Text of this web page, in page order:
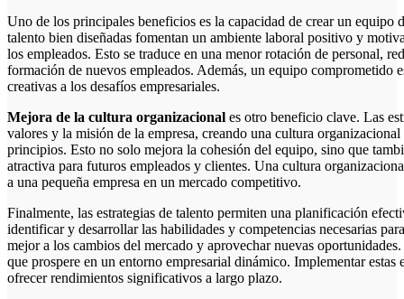
Uno de los principales beneficios es la capacidad de crear un equipo
talento bien diseñadas fomentan un ambiente laboral positivo y
los empleados. Esto se traduce en una menor rotación de personal,
formación de nuevos empleados. Además, un equipo comprometido
creativas a los desafíos empresariales.
Mejora de la cultura organizacional es otro beneficio clave. Las
valores y la misión de la empresa, creando una cultura
principios. Esto no solo mejora la cohesión del equipo, sino que
atractiva para futuros empleados y clientes. Una cultura
a una pequeña empresa en un mercado competitivo.
Finalmente, las estrategias de talento permiten una planificación
identificar y desarrollar las habilidades y competencias necesarias
mejor a los cambios del mercado y aprovechar nuevas
que prospere en un entorno empresarial dinámico. Implementar estas
ofrecer rendimientos significativos a largo plazo.